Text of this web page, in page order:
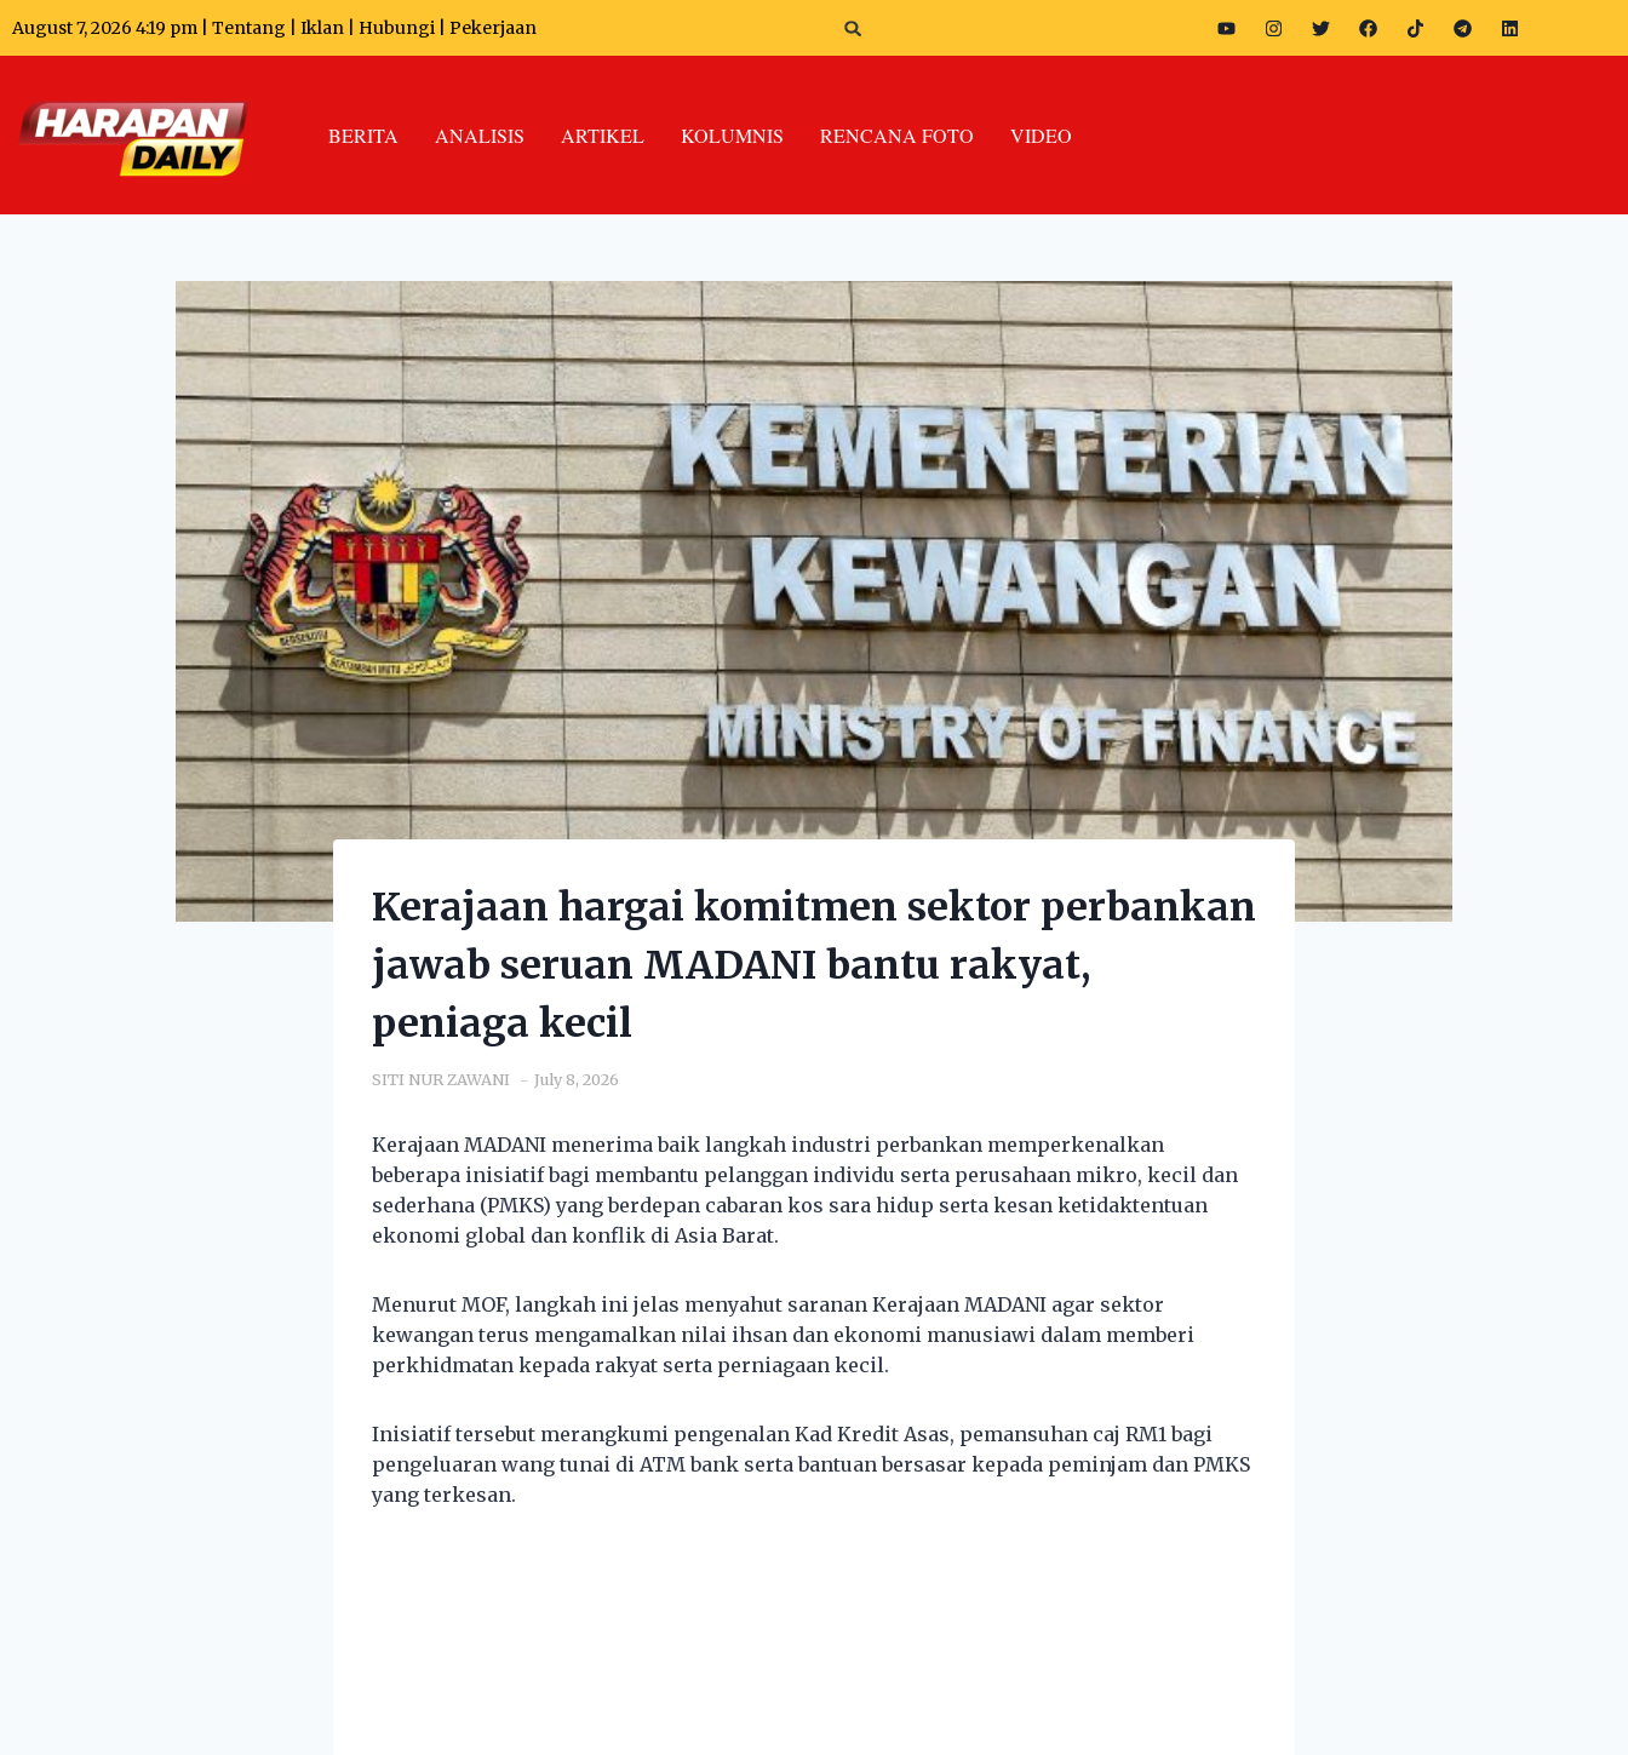
August 7, 2026 4:19 pm | Tentang Iklan Hubungi Pekerjaan
BERITA ANALISIS ARTIKEL KOLUMNIS RENCANA FOTO VIDEO
Kerajaan hargai komitmen sektor perbankan
jawab seruan MADANI bantu rakyat,
peniaga kecil
SITI NUR ZAWANI July 8, 2026
Kerajaan MADANI menerima baik langkah industri perbankan memperkenalkan
beberapa inisiatif bagi membantu pelanggan individu serta perusahaan mikro, kecil dan
sederhana (PMKS) yang berdepan cabaran kos sara hidup serta kesan ketidaktentuan
ekonomi global dan konflik di Asia Barat.
Menurut MOF, langkah ini jelas menyahut saranan Kerajaan MADANI agar sektor
kewangan terus mengamalkan nilai ihsan dan ekonomi manusiawi dalam memberi
perkhidmatan kepada rakyat serta perniagaan kecil.
Inisiatif tersebut merangkumi pengenalan Kad Kredit Asas, pemansuhan caj RM1 bagi
pengeluaran wang tunai di ATM bank serta bantuan bersasar kepada peminjam dan PMKS
yang terkesan.